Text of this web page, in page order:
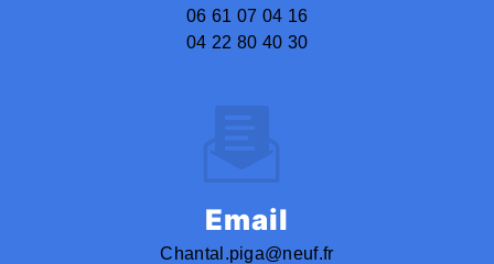
06 61 07 04 16
04 22 80 40 30
Email
chantal.piga@neuf.fr